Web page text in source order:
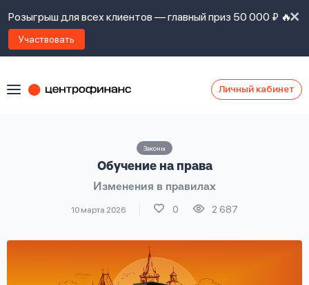
Розыгрыш для всех клиентов — главный приз 50 000 ₽ 🔥
Участвовать
Личный кабинет
Законы
Обучение на права
Изменения в правилах
10 марта 2026 0 2 687
займов,